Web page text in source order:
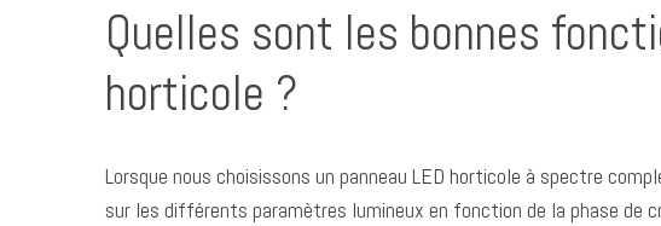
Quelles sont les bonnes
horticole ?
Lorsque nous choisissons un panneau LED horticole à spectre
sur les différents paramètres lumineux en fonction de la phase de